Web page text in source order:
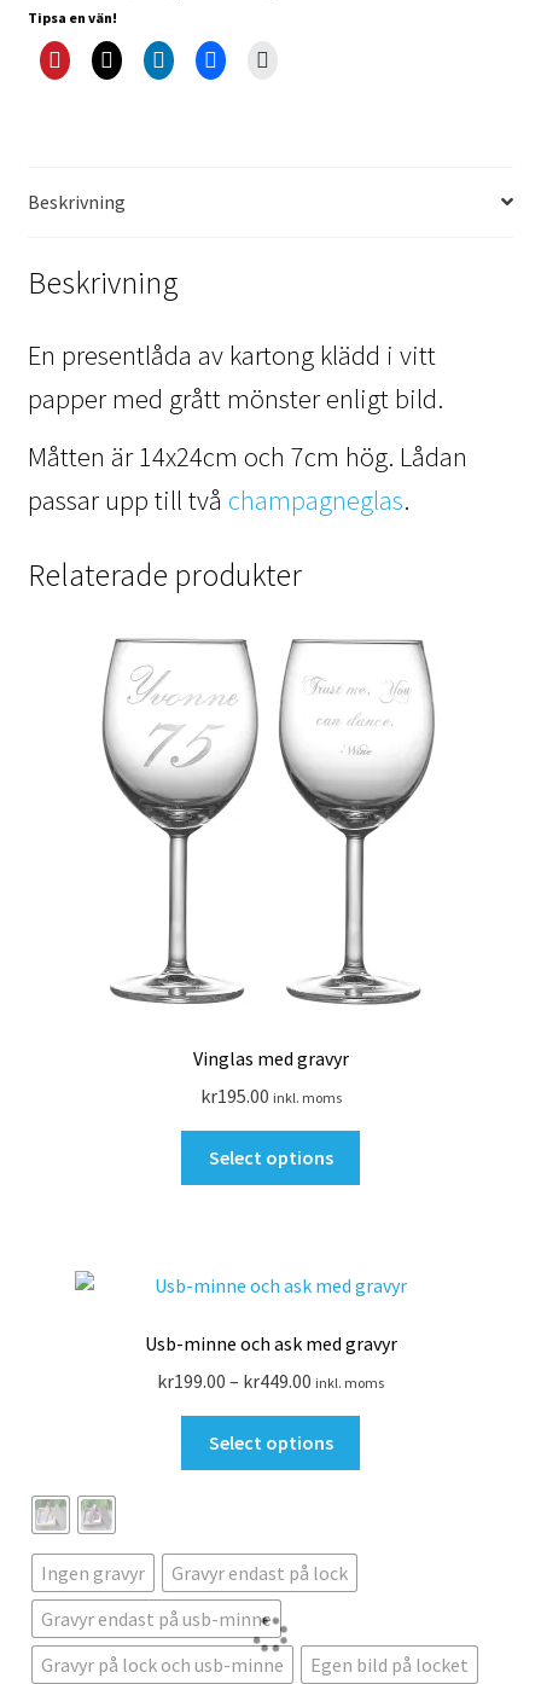
Tipsa en vän!
Beskrivning
Beskrivning
En presentlåda av kartong klädd i vitt
papper med grått mönster enligt bild.
Måtten är 14x24cm och 7cm hög. Lådan
passar upp till två champagneglas.
Relaterade produkter
Vinglas med gravyr
kr195.00 inkl. moms
Select options
Usb-minne och ask med gravyr
kr199.00 – kr449.00 inkl. moms
Select options
olika
alternativen
Ingen gravyr
Gravyr endast på lock
Gravyr endast på usb-minne
Gravyr på lock och usb-minne
Egen bild på locket